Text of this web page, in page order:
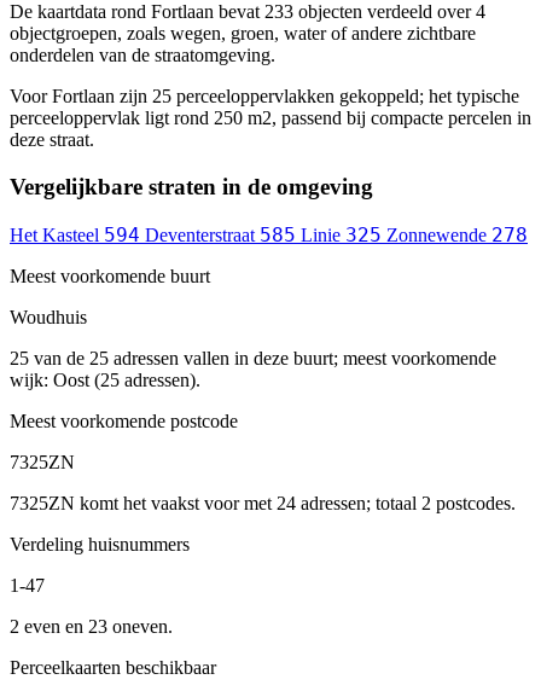
De kaartdata rond Fortlaan bevat 233 objecten verdeeld over 4
objectgroepen, zoals wegen, groen, water of andere zichtbare
onderdelen van de straatomgeving.
Voor Fortlaan zijn 25 perceeloppervlakken gekoppeld; het typische
perceeloppervlak ligt rond 250 m2, passend bij compacte percelen in
deze straat.
Vergelijkbare straten in de omgeving
Het Kasteel 594 Deventerstraat 585 Linie 325 Zonnewende 278
Meest voorkomende buurt
Woudhuis
25 van de 25 adressen vallen in deze buurt; meest voorkomende
wijk: Oost (25 adressen).
Meest voorkomende postcode
7325ZN
7325ZN komt het vaakst voor met 24 adressen; totaal 2 postcodes.
Verdeling huisnummers
1-47
2 even en 23 oneven.
Perceelkaarten beschikbaar